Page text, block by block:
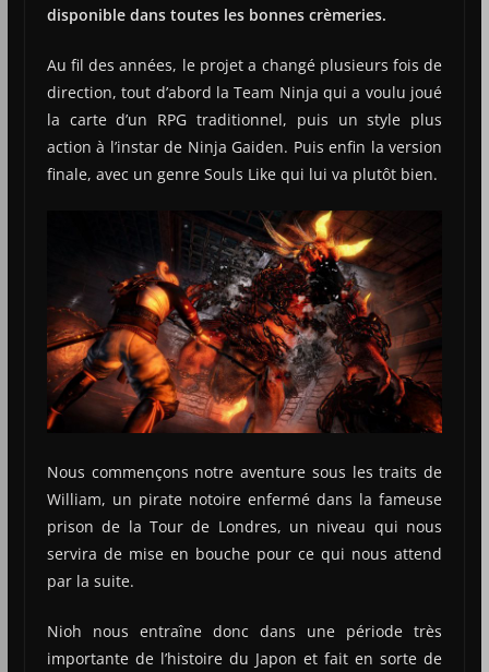
disponible dans toutes les bonnes crèmeries.
Au fil des années, le projet a changé plusieurs fois de
direction, tout d’abord la Team Ninja qui a voulu joué
la carte d’un RPG traditionnel, puis un style plus
action à l’instar de Ninja Gaiden. Puis enfin la version
finale, avec un genre Souls Like qui lui va plutôt bien.
Nous commençons notre aventure sous les traits de
William, un pirate notoire enfermé dans la fameuse
prison de la Tour de Londres, un niveau qui nous
servira de mise en bouche pour ce qui nous attend
par la suite.
Nioh nous entraîne donc dans une période très
importante de l’histoire du Japon et fait en sorte de